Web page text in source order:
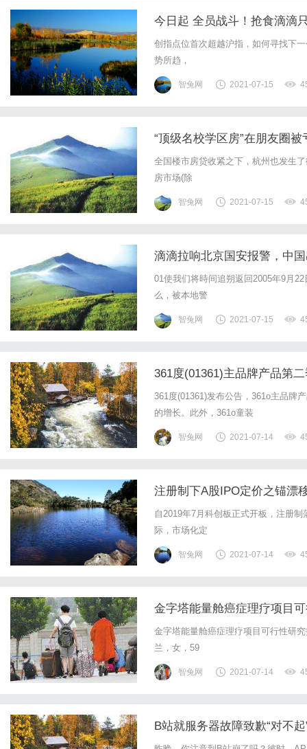
今日起 全员战斗！抢食滴滴
创指点位首次超越沪指，如何寻找下
势所趋，
智兔网 2021-07-15
“顶级名校学区房”在朋友圈
全国楼市房贷收紧之下，杭州也发生
房市场(除
智兔网 2021-07-15
滴滴拉响北京国安报警，中
01使我们将時间追朔返回2005年9月
么，被本地警
智兔网 2021-07-15
361度(01361)主品牌产品第
361度(01361)发布公告，361o主品牌
的增长。此外，361o童装
智兔网 2021-07-14
注册制下A股IPO定价之锚漂
23倍 价值发现偏差严重
自2019年7月科创板正式开板，注册
际，市场化定
智兔网 2021-07-14
金字塔能量舱癌症理疗项目
金字塔能量舱癌症理疗项目可行性研
兰，女，59
智兔网 2021-07-14
B站就服务器故障致歉“对不